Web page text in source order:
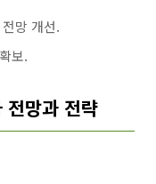
망 개선.
보.
망과 전략